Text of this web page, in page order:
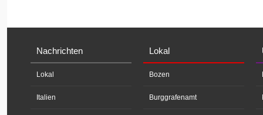
Nachrichten
Lokal
Italien
Lokal
Bozen
Burggrafenamt